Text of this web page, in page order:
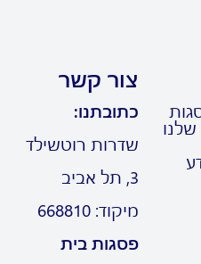
צור קשר
כתובתנו:
שדרות רוטשילד
מיקוד: 668810
פסגות בית